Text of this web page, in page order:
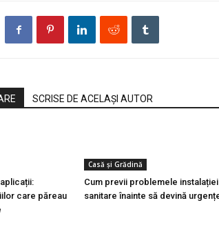
SCRISE DE ACELAȘI AUTOR
care păreau
Casă și Grădină
Cum previi problemele instalației
sanitare înainte să devină